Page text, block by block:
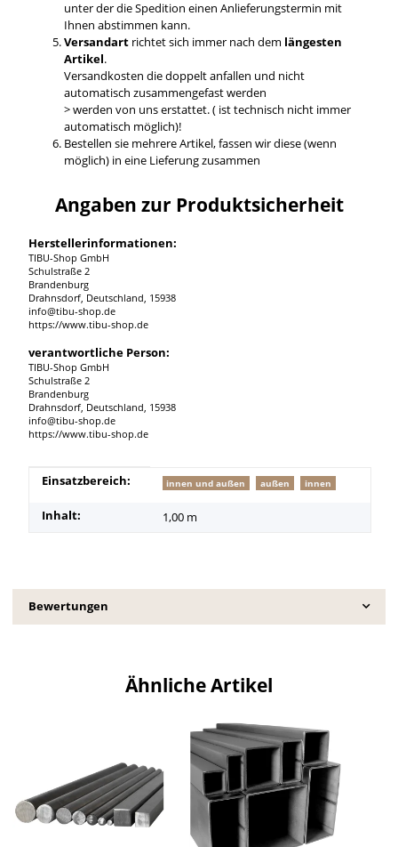
unter der die Spedition einen Anlieferungstermin mit
Ihnen abstimmen kann.
Versandartrichtet sich immer nach dem längesten
Artikel.
Versandkosten die doppelt anfallen und nicht
automatisch zusammengefast werden
> werden von uns erstattet. ( ist technisch nicht immer
automatisch möglich)!
Bestellen sie mehrere Artikel, fassen wir diese (wenn
möglich) in eine Lieferung zusammen
Angaben zur Produktsicherheit
Herstellerinformationen:
TIBU-Shop GmbH
Schulstraße 2
Brandenburg
Drahnsdorf, Deutschland, 15938
info@tibu-shop.de
https://www.tibu-shop.de
verantwortliche Person:
TIBU-Shop GmbH
Schulstraße 2
Brandenburg
Drahnsdorf, Deutschland, 15938
info@tibu-shop.de
https://www.tibu-shop.de
Produkteigenschaft
Wert
Einsatzbereich: innen und außen außen innen
Inhalt: 1,00 m
Bewertungen
Ähnliche Artikel